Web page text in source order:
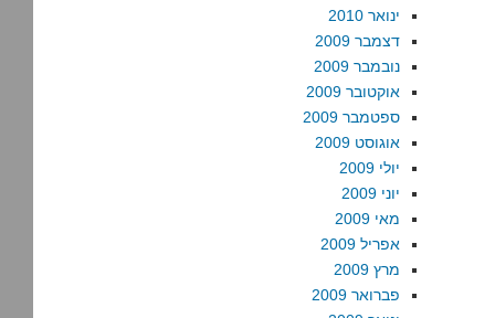
ינואר 2010
דצמבר 2009
נובמבר 2009
אוקטובר 2009
ספטמבר 2009
אוגוסט 2009
יולי 2009
יוני 2009
מאי 2009
אפריל 2009
מרץ 2009
פברואר 2009